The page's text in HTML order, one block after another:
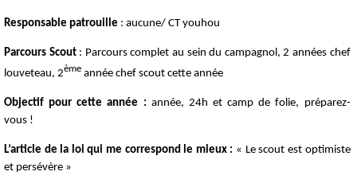
Responsable patrouille : aucune/ CT youhou
Parcours Scout: Parcours complet au sein du campagnol, 2 années chef
louveteau, 2ème année chef scout cette année
Objectif pour cette année : année, 24h et camp de folie, préparez-
vous !
L’article de la loi qui me correspond le mieux : « Le scout est optimiste
et persévère »